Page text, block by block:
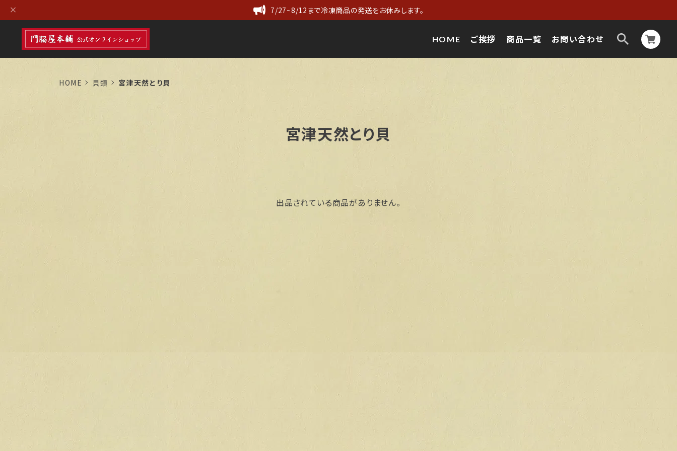
7/27~8/12まで冷凍商品の発送をお休みします。
HOME ご挨拶 商品一覧 お問い合わせ
HOME 貝類 宮津天然とり貝
宮津天然とり貝
出品されている商品がありません。